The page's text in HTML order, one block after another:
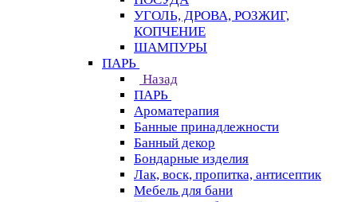
УГОЛЬ, ДРОВА, РОЗЖИГ,
КОПЧЕНИЕ
ШАМПУРЫ
ПАРЬ
Назад
ПАРЬ
Ароматерапия
Банные принадлежности
Банный декор
Бондарные изделия
Лак, воск, пропитка, антисептик
Мебель для бани